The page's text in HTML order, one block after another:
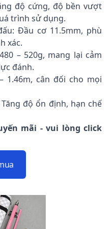
độ cứng, độ bền vượt
trình sử dụng.
Đầu cơ 11.5mm, phù
xác.
– 520g, mang lại cảm
đánh.
1.46m, cân đối cho mọi
độ ổn định, hạn chế
mãi - vui lòng click